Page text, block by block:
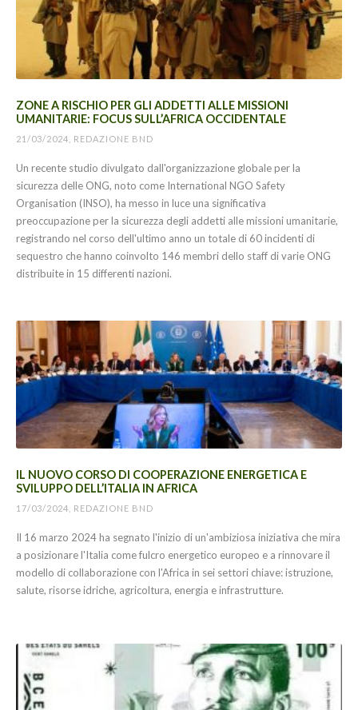
ZONE A RISCHIO PER GLI ADDETTI ALLE MISSIONI
UMANITARIE: FOCUS SULL’AFRICA OCCIDENTALE
21/03/2024, REDAZIONE BND
Un recente studio divulgato dall'organizzazione globale per la
sicurezza delle ONG, noto come International NGO Safety
Organisation (INSO), ha messo in luce una significativa
preoccupazione per la sicurezza degli addetti alle missioni umanitarie,
registrando nel corso dell'ultimo anno un totale di 60 incidenti di
sequestro che hanno coinvolto 146 membri dello staff di varie ONG
distribuite in 15 differenti nazioni.
IL NUOVO CORSO DI COOPERAZIONE ENERGETICA E
SVILUPPO DELL’ITALIA IN AFRICA
17/03/2024, REDAZIONE BND
Il 16 marzo 2024 ha segnato l'inizio di un'ambiziosa iniziativa che mira
a posizionare l'Italia come fulcro energetico europeo e a rinnovare il
modello di collaborazione con l'Africa in sei settori chiave: istruzione,
salute, risorse idriche, agricoltura, energia e infrastrutture.